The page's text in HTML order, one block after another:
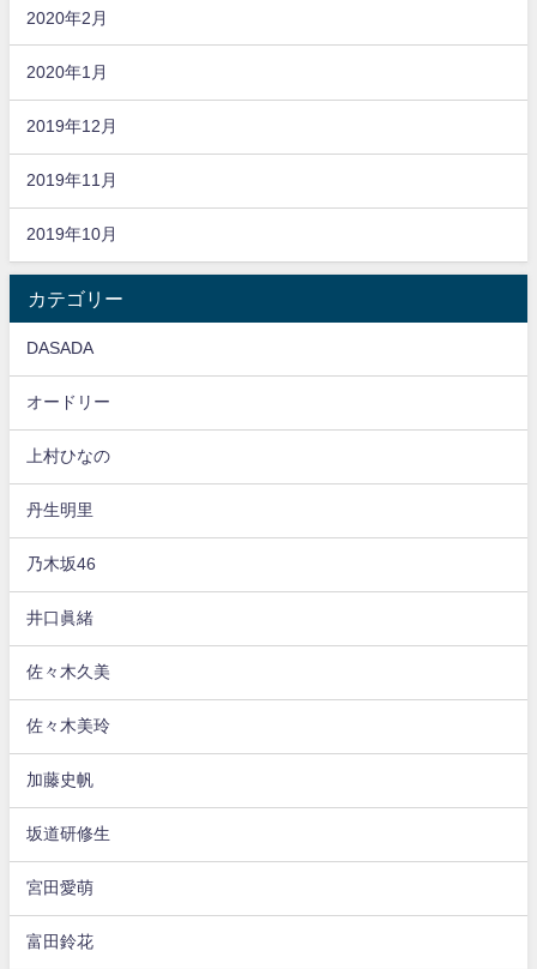
2020年2月
2020年1月
2019年12月
2019年11月
2019年10月
カテゴリー
DASADA
オードリー
上村ひなの
丹生明里
乃木坂46
井口眞緒
佐々木久美
佐々木美玲
加藤史帆
坂道研修生
宮田愛萌
富田鈴花